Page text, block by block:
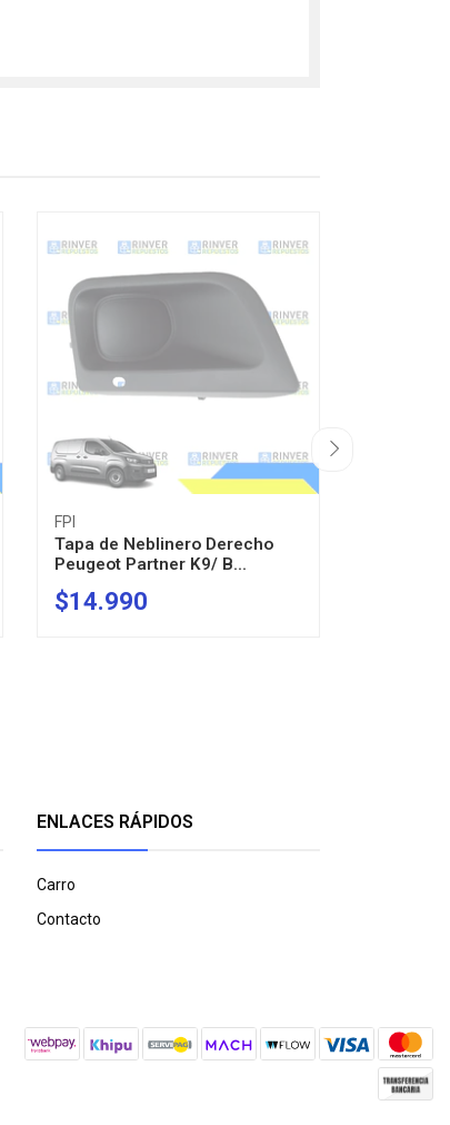
FPI
Tapa de Neblinero Derecho
Peugeot Partner K9/ B...
AGOTADO
$14.990
ENLACES RÁPIDOS
Carro
Contacto